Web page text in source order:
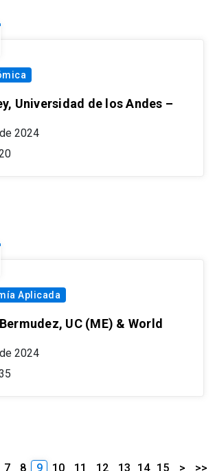
Universidad de los Andes –
2024
Aplicada
UC (ME) & World
2024
7 8 9 10 11 12 13 14 15 > >>